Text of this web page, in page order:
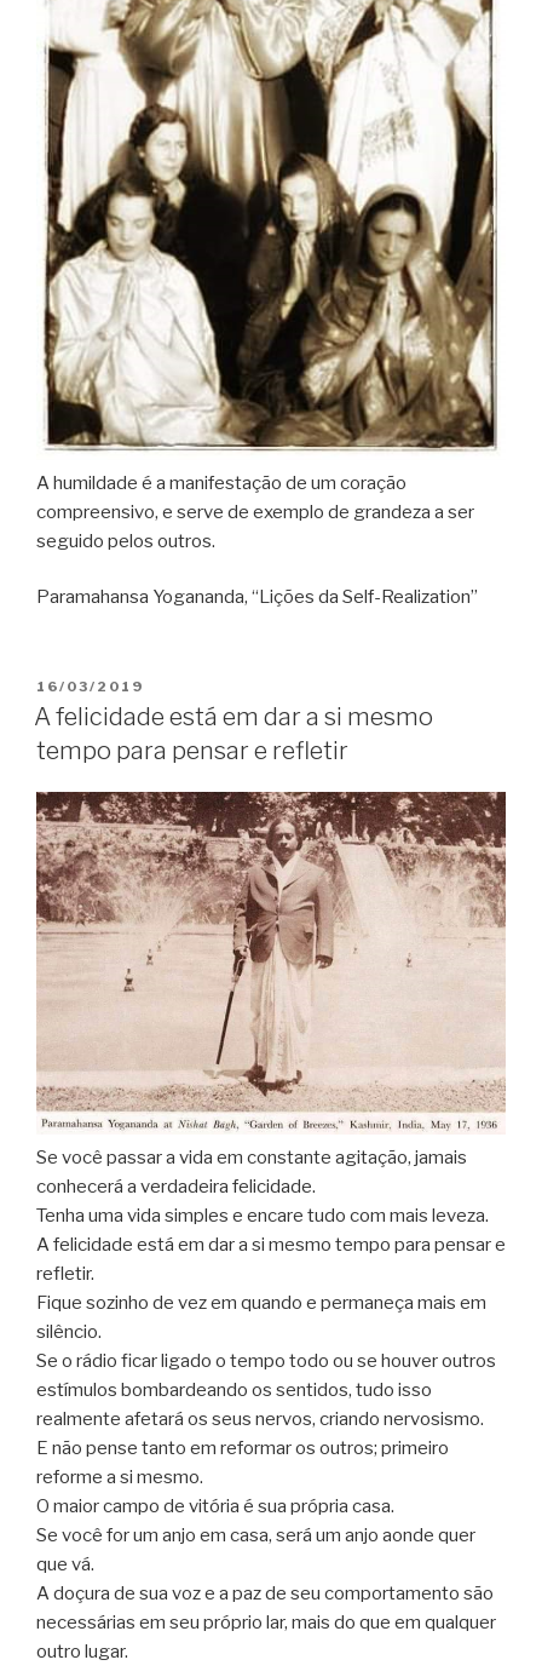
A humildade é a manifestação de um coração
compreensivo, e serve de exemplo de grandeza a ser
seguido pelos outros.
Paramahansa Yogananda, “Lições da Self-Realization”
PUBLICADO
EM
16/03/2019
A felicidade está em dar a si mesmo
tempo para pensar e refletir
Se você passar a vida em constante agitação, jamais
conhecerá a verdadeira felicidade.
Tenha uma vida simples e encare tudo com mais leveza.
A felicidade está em dar a si mesmo tempo para pensar e
refletir.
Fique sozinho de vez em quando e permaneça mais em
silêncio.
Se o rádio ficar ligado o tempo todo ou se houver outros
estímulos bombardeando os sentidos, tudo isso
realmente afetará os seus nervos, criando nervosismo.
E não pense tanto em reformar os outros; primeiro
reforme a si mesmo.
O maior campo de vitória é sua própria casa.
Se você for um anjo em casa, será um anjo aonde quer
que vá.
A doçura de sua voz e a paz de seu comportamento são
necessárias em seu próprio lar, mais do que em qualquer
outro lugar.